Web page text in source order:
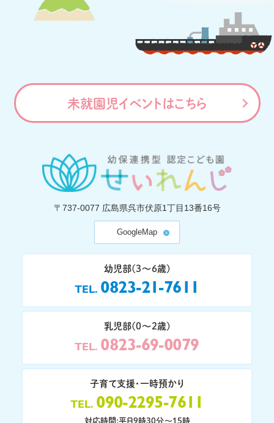
未就園児イベントはこちら
〒737-0077 広島県呉市伏原1丁目13番16号
GoogleMap
幼児部(3〜6歳)
TEL 0823-21-7611
乳児部(0〜2歳)
TEL 0823-69-0079
子育て支援・一時預かり
TEL 090-2295-7611
対応時間:平日9時30分〜15時